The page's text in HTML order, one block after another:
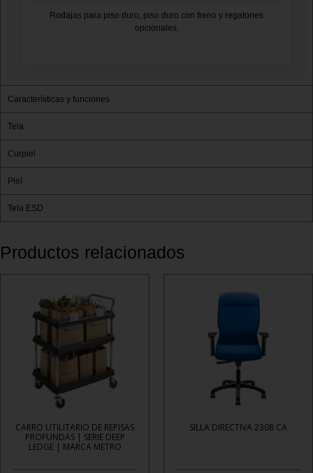
Rodajas para piso duro, piso duro con freno y regatones
opcionales.
Características y funciones
Tela
Curpiel
Piel
Tela ESD
Productos relacionados
CARRO UTILITARIO DE REPISAS
PROFUNDAS | SERIE DEEP
LEDGE | MARCA METRO
SILLA DIRECTIVA 2308 CA